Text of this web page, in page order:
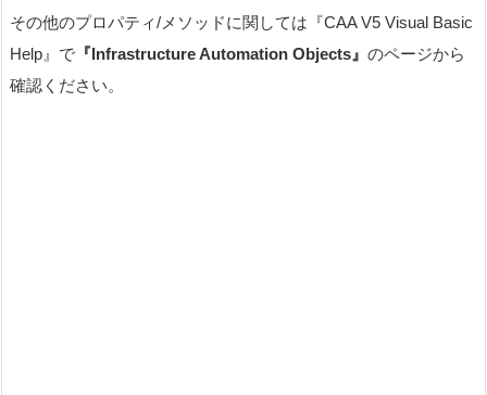
その他のプロパティ/メソッドに関しては『CAA V5 Visual Basic
Help』で 『Infrastructure Automation Objects』 のページから
確認ください。